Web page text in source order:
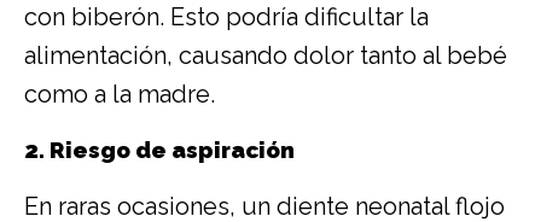
con biberón. Esto podría dificultar la
alimentación, causando dolor tanto al bebé
como a la madre.
2. Riesgo de aspiración
En raras ocasiones, un diente neonatal flojo